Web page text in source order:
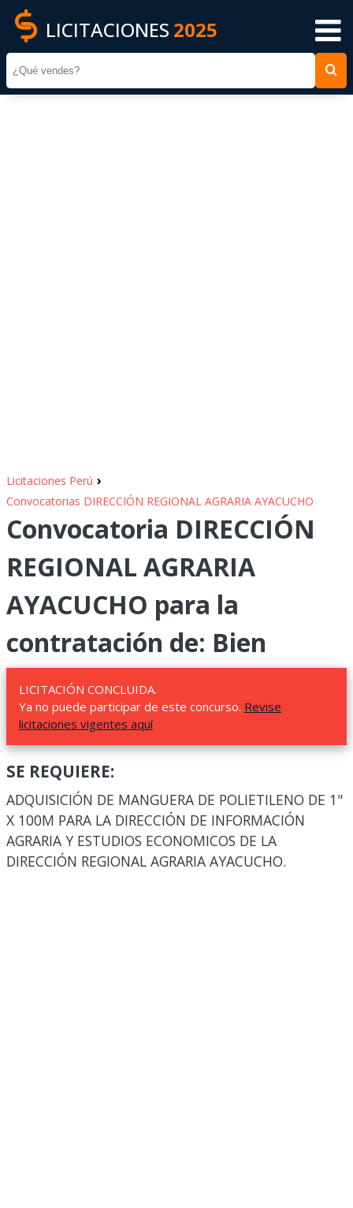
LICITACIONES 2025
Licitaciones Perú ›
Convocatorias DIRECCIÓN REGIONAL AGRARIA AYACUCHO
Convocatoria DIRECCIÓN
REGIONAL AGRARIA
AYACUCHO para la
contratación de: Bien
LICITACIÓN CONCLUIDA.
Ya no puede participar de este concurso. Revise
licitaciones vigentes aquí
SE REQUIERE:
ADQUISICIÓN DE MANGUERA DE POLIETILENO DE 1"
X 100M PARA LA DIRECCIÓN DE INFORMACIÓN
AGRARIA Y ESTUDIOS ECONOMICOS DE LA
DIRECCIÓN REGIONAL AGRARIA AYACUCHO.